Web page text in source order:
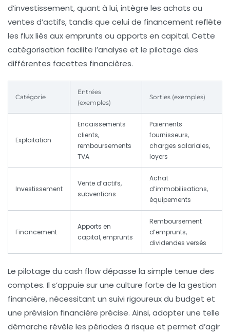
d’investissement, quant à lui, intègre les achats ou
ventes d’actifs, tandis que celui de financement reflète
les flux liés aux emprunts ou apports en capital. Cette
catégorisation facilite l’analyse et le pilotage des
différentes facettes financières.
Catégorie
Entrées
(exemples)
Sorties (exemples)
Exploitation
Encaissements
clients,
remboursements
TVA
Paiements
fournisseurs,
charges salariales,
loyers
Investissement
Vente d’actifs,
subventions
Achat
d’immobilisations,
équipements
Financement
Apports en
capital, emprunts
Remboursement
d’emprunts,
dividendes versés
Le pilotage du cash flow dépasse la simple tenue des
comptes. Il s’appuie sur une culture forte de la gestion
financière, nécessitant un suivi rigoureux du budget et
une prévision financière précise. Ainsi, adopter une telle
démarche révèle les périodes à risque et permet d’agir